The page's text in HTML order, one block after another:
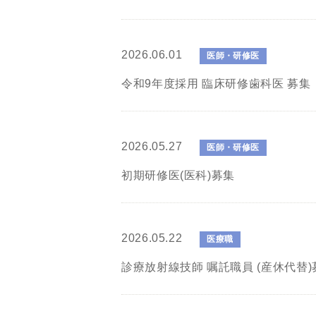
2026.06.01 医師・研修医
令和9年度採用 臨床研修歯科医 募集
2026.05.27 医師・研修医
初期研修医(医科)募集
2026.05.22 医療職
診療放射線技師 嘱託職員 (産休代替)